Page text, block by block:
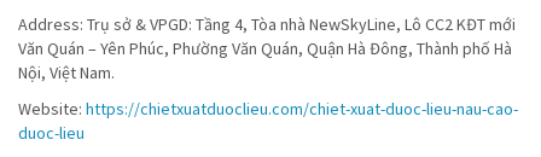
Address: Trụ sở & VPGD: Tầng 4, Tòa nhà NewSkyLine, Lô CC2 KĐT mới
Văn Quán – Yên Phúc, Phường Văn Quán, Quận Hà Đông, Thành phố Hà
Nội, Việt Nam.
Website: https://chietxuatduoclieu.com/chiet-xuat-duoc-lieu-nau-cao-
duoc-lieu